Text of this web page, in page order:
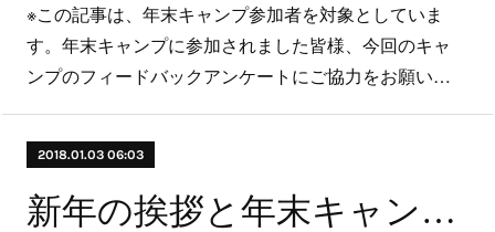
※この記事は、年末キャンプ参加者を対象としていま
す。年末キャンプに参加されました皆様、今回のキャ
ンプのフィードバックアンケートにご協力をお願い…
2018.01.03 06:03
新年の挨拶と年末キャンプ終了の御礼